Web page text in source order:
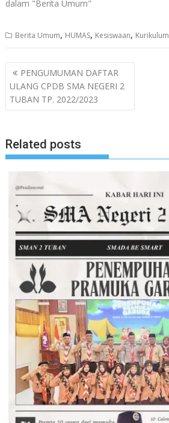
dalam "Berita Umum"
Berita Umum, HUMAS, Kesiswaan, Kurikulum
Navigasi
pos
PENGUMUMAN DAFTAR
ULANG CPDB SMA NEGERI 2
TUBAN TP. 2022/2023
Related posts